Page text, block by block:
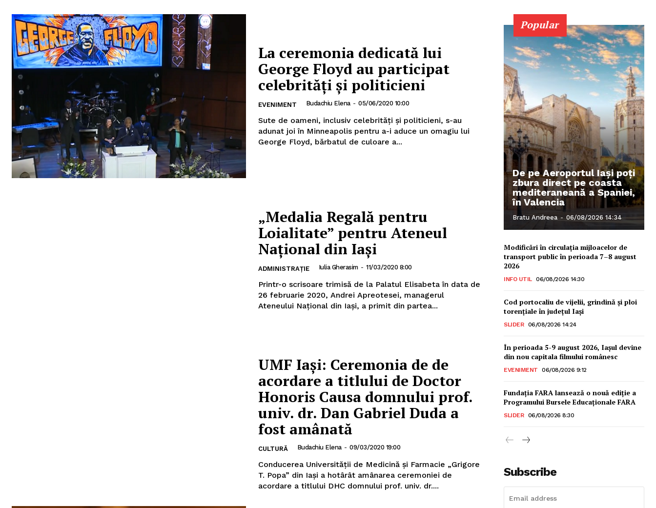
Utile
Publică gratuit anunțul tău!
La ceremonia dedicată lui
George Floyd au participat
celebrităţi şi politicieni
EVENIMENT Budachiu Elena - 05/06/2020 10:00
Sute de oameni, inclusiv celebrităţi şi politicieni, s-au
adunat joi în Minneapolis pentru a-i aduce un omagiu lui
George Floyd, bărbatul de culoare a...
„Medalia Regală pentru
Loialitate” pentru Ateneul
Național din Iași
ADMINISTRAȚIE Iulia Gherasim - 11/03/2020 8:00
Printr-o scrisoare trimisă de la Palatul Elisabeta în data de
26 februarie 2020, Andrei Apreotesei, managerul
Ateneului Național din Iași, a primit din partea...
UMF Iași: Ceremonia de de
acordare a titlului de Doctor
Honoris Causa domnului prof.
univ. dr. Dan Gabriel Duda a
fost amânată
CULTURĂ Budachiu Elena - 09/03/2020 19:00
Conducerea Universității de Medicină și Farmacie „Grigore
T. Popa” din Iași a hotârât amânarea ceremoniei de
acordare a titlului DHC domnului prof. univ. dr....
Popular
De pe Aeroportul Iași poți
zbura direct pe coasta
mediteraneană a Spaniei,
în Valencia
Bratu Andreea - 06/08/2026 14:34
Modificări în circulația mijloacelor de
transport public în perioada 7–8 august
2026
INFO UTIL 06/08/2026 14:30
Cod portocaliu de vijelii, grindină şi ploi
torenţiale în judeţul Iași
SLIDER 06/08/2026 14:24
În perioada 5-9 august 2026, Iașul devine
din nou capitala filmului românesc
EVENIMENT 06/08/2026 9:12
Fundația FARA lansează o nouă ediție a
Programului Bursele Educaționale FARA
SLIDER 06/08/2026 8:30
Subscribe